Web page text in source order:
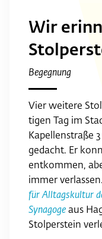
Wir
Begegnung
Vier weitere
tigen Tag im
Kapellenstraße
gedacht. Er
entkommen,
immer
für Alltagskultur
Synagoge aus
Stolperstein